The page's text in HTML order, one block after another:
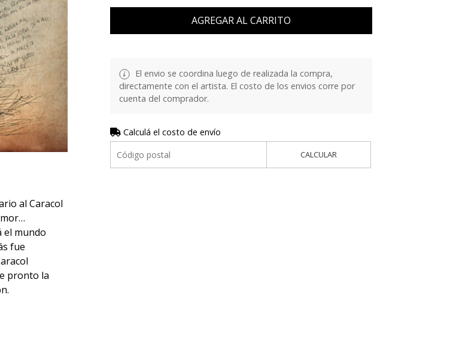
al Caracol
el mundo
fue
pronto la
AGREGAR AL CARRITO
El envio se coordina luego de realizada la compra,
directamente con el artista. El costo de los envios corre por
cuenta del comprador.
Calculá el costo de envío
CALCULAR